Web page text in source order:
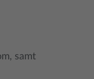
samt